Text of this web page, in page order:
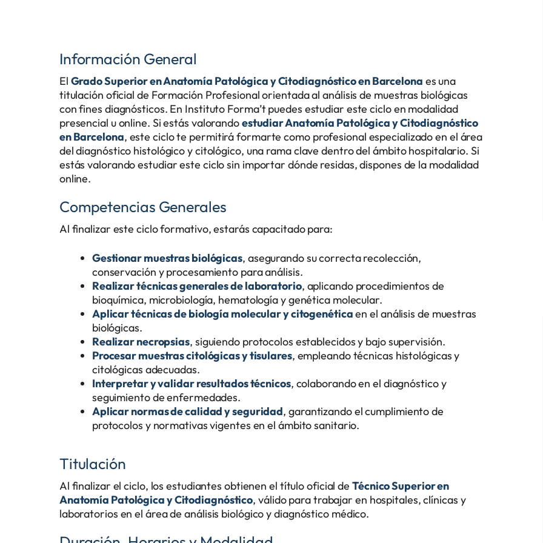
Información General
El Grado Superior en Anatomía Patológica y Citodiagnóstico en Barcelona es una
titulación oficial de Formación Profesional orientada al análisis de muestras biológicas
con fines diagnósticos. En Instituto Forma’t puedes estudiar este ciclo en modalidad
presencial u online. Si estás valorandoestudiar Anatomía Patológica y Citodiagnóstico
en Barcelona, este ciclo te permitirá formarte como profesional especializado en el área
del diagnóstico histológico y citológico, una rama clave dentro del ámbito hospitalario. Si
estás valorando estudiar este ciclo sin importar dónde residas, dispones de la modalidad
online.
Competencias Generales
Al finalizar este ciclo formativo, estarás capacitado para:
Gestionar muestras biológicas, asegurando su correcta recolección,
conservación y procesamiento para análisis.
Realizar técnicas generales de laboratorio, aplicando procedimientos de
bioquímica, microbiología, hematología y genética molecular.
Aplicar técnicas de biología molecular y citogenéticaen el análisis de muestras
biológicas.
Realizar necropsias, siguiendo protocolos establecidos y bajo supervisión.
Procesar muestras citológicas y tisulares, empleando técnicas histológicas y
citológicas adecuadas.
Interpretar y validar resultados técnicos, colaborando en el diagnóstico y
seguimiento de enfermedades.
Aplicar normas de calidad y seguridad, garantizando el cumplimiento de
protocolos y normativas vigentes en el ámbito sanitario.
Titulación
Al finalizar el ciclo, los estudiantes obtienen el título oficial de Técnico Superior en
Anatomía Patológica y Citodiagnóstico, válido para trabajar en hospitales, clínicas y
laboratorios en el área de análisis biológico y diagnóstico médico.